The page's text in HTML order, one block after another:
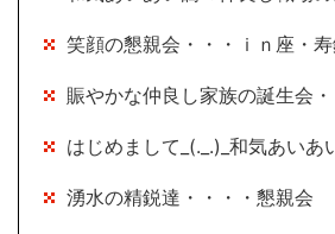
笑顔の懇親会・・・ｉｎ座・
賑やかな仲良し家族の誕生会
はじめまして_(._.)_和気あいあ
湧水の精鋭達・・・・懇親会